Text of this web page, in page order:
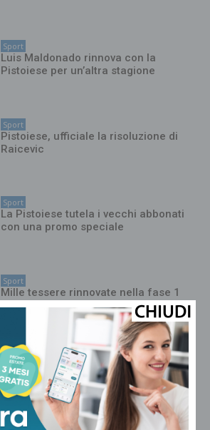
Sport
Luis Maldonado rinnova con la
Pistoiese per un’altra stagione
Sport
Pistoiese, ufficiale la risoluzione di
Raicevic
Sport
La Pistoiese tutela i vecchi abbonati
con una promo speciale
Sport
Mille tessere rinnovate nella fase 1
della campagna abbonamenti del
Pistoia Basket 2000
Sport
La Pistoiese parte bene nei test:
battuti i professionisti del Carpi